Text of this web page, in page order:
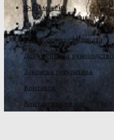
Форум жена
Галерија
Руководство синдиката
Документа за руководство
Законска регулатива
Контакти
Контактирајте нас